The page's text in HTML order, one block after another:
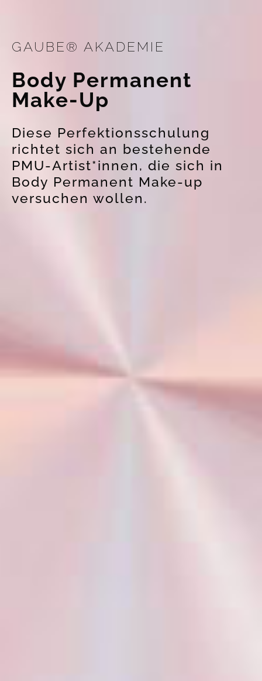
GAUBE® AKADEMIE
Body Permanent
Make-Up
Diese Perfektionsschulung
richtet sich an bestehende
PMU-Artist*innen, die sich in
Body Permanent Make-up
versuchen wollen.